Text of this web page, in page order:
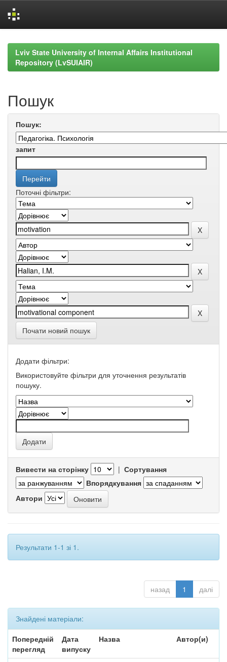
navigationLviv State University of Internal Affairs Institutional
Repository (LvSUIAIR)
Пошук
Пошук:
запит
Поточні фільтри:
Почати новий пошук
Додати фільтри:
Використовуйте фільтри для уточнення результатів
пошуку.
Вивести на сторінку | Сортування
Впорядкування
Автори
Результати 1-1 зі 1.
назад 1 далі
Знайдені матеріали:
Попередній
перегляд
Дата
випуску
Назва Автор(и)